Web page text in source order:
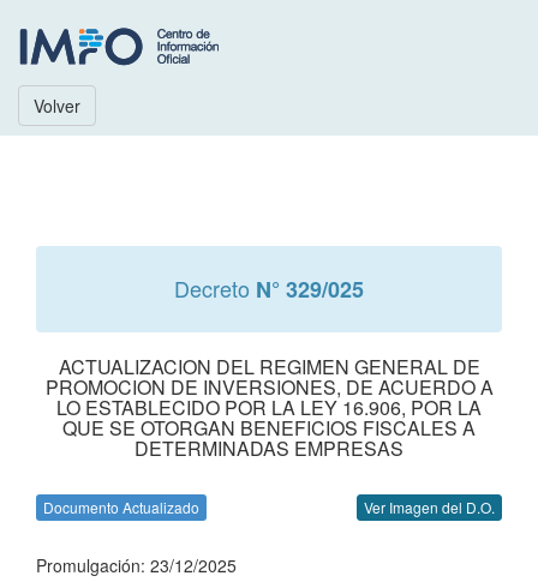
Volver
Decreto N° 329/025
ACTUALIZACION DEL REGIMEN GENERAL DE
PROMOCION DE INVERSIONES, DE ACUERDO A
LO ESTABLECIDO POR LA LEY 16.906, POR LA
QUE SE OTORGAN BENEFICIOS FISCALES A
DETERMINADAS EMPRESAS
Documento Actualizado Ver Imagen del D.O.
Promulgación: 23/12/2025